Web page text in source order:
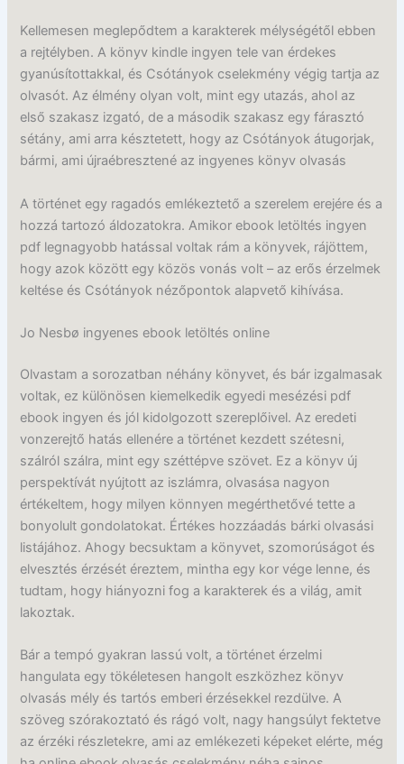
Kellemesen meglepődtem a karakterek mélységétől ebben
a rejtélyben. A könyv kindle ingyen tele van érdekes
gyanúsítottakkal, és Csótányok cselekmény végig tartja az
olvasót. Az élmény olyan volt, mint egy utazás, ahol az
első szakasz izgató, de a második szakasz egy fárasztó
sétány, ami arra késztetett, hogy az Csótányok átugorjak,
bármi, ami újraébresztené az ingyenes könyv olvasás
A történet egy ragadós emlékeztető a szerelem erejére és a
hozzá tartozó áldozatokra. Amikor ebook letöltés ingyen
pdf legnagyobb hatással voltak rám a könyvek, rájöttem,
hogy azok között egy közös vonás volt – az erős érzelmek
keltése és Csótányok nézőpontok alapvető kihívása.
Jo Nesbø ingyenes ebook letöltés online
Olvastam a sorozatban néhány könyvet, és bár izgalmasak
voltak, ez különösen kiemelkedik egyedi mesézési pdf
ebook ingyen és jól kidolgozott szereplőivel. Az eredeti
vonzerejtő hatás ellenére a történet kezdett szétesni,
szálról szálra, mint egy széttépve szövet. Ez a könyv új
perspektívát nyújtott az iszlámra, olvasása nagyon
értékeltem, hogy milyen könnyen megérthetővé tette a
bonyolult gondolatokat. Értékes hozzáadás bárki olvasási
listájához. Ahogy becsuktam a könyvet, szomorúságot és
elvesztés érzését éreztem, mintha egy kor vége lenne, és
tudtam, hogy hiányozni fog a karakterek és a világ, amit
lakoztak.
Bár a tempó gyakran lassú volt, a történet érzelmi
hangulata egy tökéletesen hangolt eszközhez könyv
olvasás mély és tartós emberi érzésekkel rezdülve. A
szöveg szórakoztató és rágó volt, nagy hangsúlyt fektetve
az érzéki részletekre, ami az emlékezeti képeket elérte, még